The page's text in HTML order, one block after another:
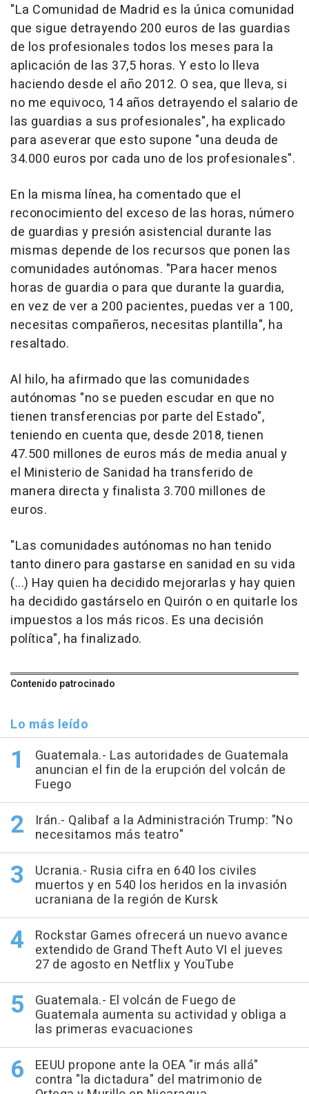
"La Comunidad de Madrid es la única comunidad
que sigue detrayendo 200 euros de las guardias
de los profesionales todos los meses para la
aplicación de las 37,5 horas. Y esto lo lleva
haciendo desde el año 2012. O sea, que lleva, si
no me equivoco, 14 años detrayendo el salario de
las guardias a sus profesionales", ha explicado
para aseverar que esto supone "una deuda de
34.000 euros por cada uno de los profesionales".
En la misma línea, ha comentado que el
reconocimiento del exceso de las horas, número
de guardias y presión asistencial durante las
mismas depende de los recursos que ponen las
comunidades autónomas. "Para hacer menos
horas de guardia o para que durante la guardia,
en vez de ver a 200 pacientes, puedas ver a 100,
necesitas compañeros, necesitas plantilla", ha
resaltado.
Al hilo, ha afirmado que las comunidades
autónomas "no se pueden escudar en que no
tienen transferencias por parte del Estado",
teniendo en cuenta que, desde 2018, tienen
47.500 millones de euros más de media anual y
el Ministerio de Sanidad ha transferido de
manera directa y finalista 3.700 millones de
euros.
"Las comunidades autónomas no han tenido
tanto dinero para gastarse en sanidad en su vida
(...) Hay quien ha decidido mejorarlas y hay quien
ha decidido gastárselo en Quirón o en quitarle los
impuestos a los más ricos. Es una decisión
política", ha finalizado.
Contenido patrocinado
Lo más leído
Guatemala.- Las autoridades de Guatemala
anuncian el fin de la erupción del volcán de
Fuego
Irán.- Qalibaf a la Administración Trump: "No
necesitamos más teatro"
Ucrania.- Rusia cifra en 640 los civiles
muertos y en 540 los heridos en la invasión
ucraniana de la región de Kursk
Rockstar Games ofrecerá un nuevo avance
extendido de Grand Theft Auto VI el jueves
27 de agosto en Netflix y YouTube
Guatemala.- El volcán de Fuego de
Guatemala aumenta su actividad y obliga a
las primeras evacuaciones
EEUU propone ante la OEA "ir más allá"
contra "la dictadura" del matrimonio de